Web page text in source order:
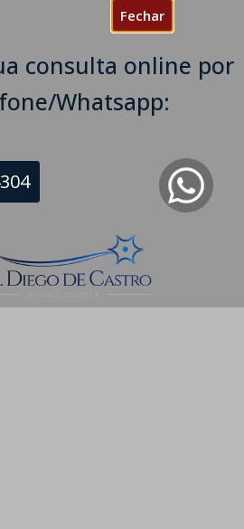
Fechar
consulta online por
Whatsapp: